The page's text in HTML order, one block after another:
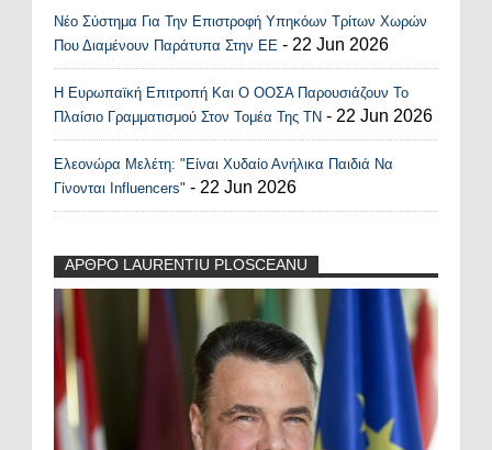
Νέο Σύστημα Για Την Επιστροφή Υπηκόων Τρίτων Χωρών
Που Διαμένουν Παράτυπα Στην ΕΕ - 22 Jun 2026
Η Ευρωπαϊκή Επιτροπή Και Ο ΟΟΣΑ Παρουσιάζουν Το
Πλαίσιο Γραμματισμού Στον Τομέα Της ΤΝ - 22 Jun 2026
Ελεονώρα Μελέτη: "Είναι Χυδαίο Ανήλικα Παιδιά Να
Γίνονται Influencers" - 22 Jun 2026
ΑΡΘΡΟ LAURENTIU PLOSCEANU